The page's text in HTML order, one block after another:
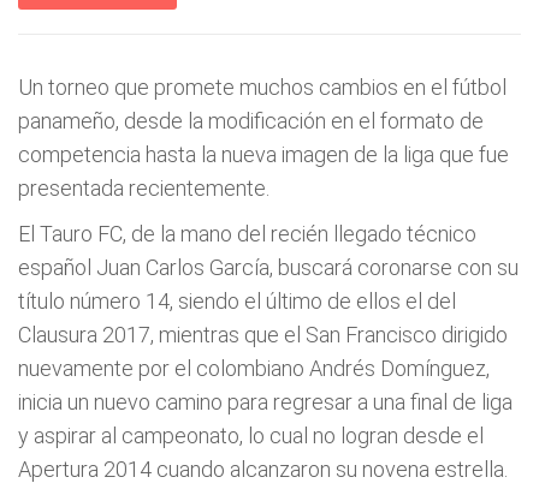
Un torneo que promete muchos cambios en el fútbol
panameño, desde la modificación en el formato de
competencia hasta la nueva imagen de la liga que fue
presentada recientemente.
El Tauro FC, de la mano del recién llegado técnico
español Juan Carlos García, buscará coronarse con su
título número 14, siendo el último de ellos el del
Clausura 2017, mientras que el San Francisco dirigido
nuevamente por el colombiano Andrés Domínguez,
inicia un nuevo camino para regresar a una final de liga
y aspirar al campeonato, lo cual no logran desde el
Apertura 2014 cuando alcanzaron su novena estrella.